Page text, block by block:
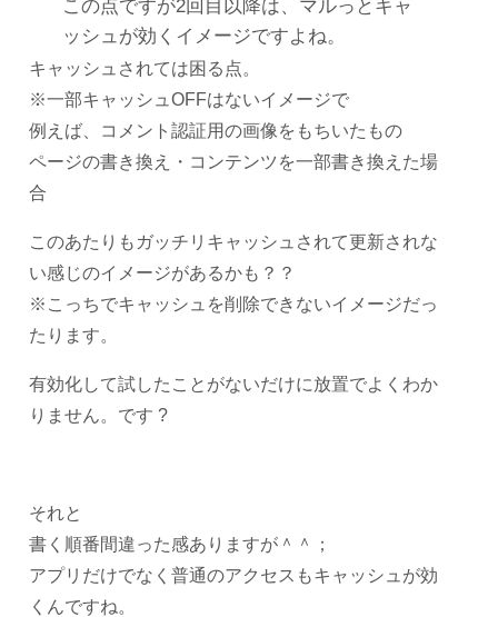
この点ですが2回目以降は、マルっとキャ
ッシュが効くイメージですよね。
キャッシュされては困る点。
※一部キャッシュOFFはないイメージで
例えば、コメント認証用の画像をもちいたもの
ページの書き換え・コンテンツを一部書き換えた場
合
このあたりもガッチリキャッシュされて更新されな
い感じのイメージがあるかも？？
※こっちでキャッシュを削除できないイメージだっ
たります。
有効化して試したことがないだけに放置でよくわか
りません。です ?
それと
書く順番間違った感ありますが＾＾；
アプリだけでなく普通のアクセスもキャッシュが効
くんですね。